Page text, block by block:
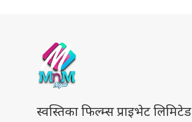
स्वस्तिका फिल्म्स प्राइभेट लिमिटेड